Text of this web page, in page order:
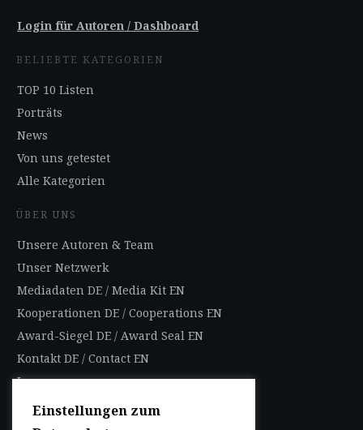
Login für Autoren / Dashboard
BELIEBTE KATEGORIEN
TOP 10 Listen
Porträts
News
Von uns getestet
Alle Kategorien
ÜBER UNS
Unsere Autoren & Team
Unser Netzwerk
Mediadaten DE / Media Kit EN
Kooperationen DE / Cooperations EN
Award-Siegel DE / Award Seal EN
Kontakt DE / Contact EN
Impressum
Datenschutzbestimmungen
Nutzungsbedingungen
Einstellungen zum